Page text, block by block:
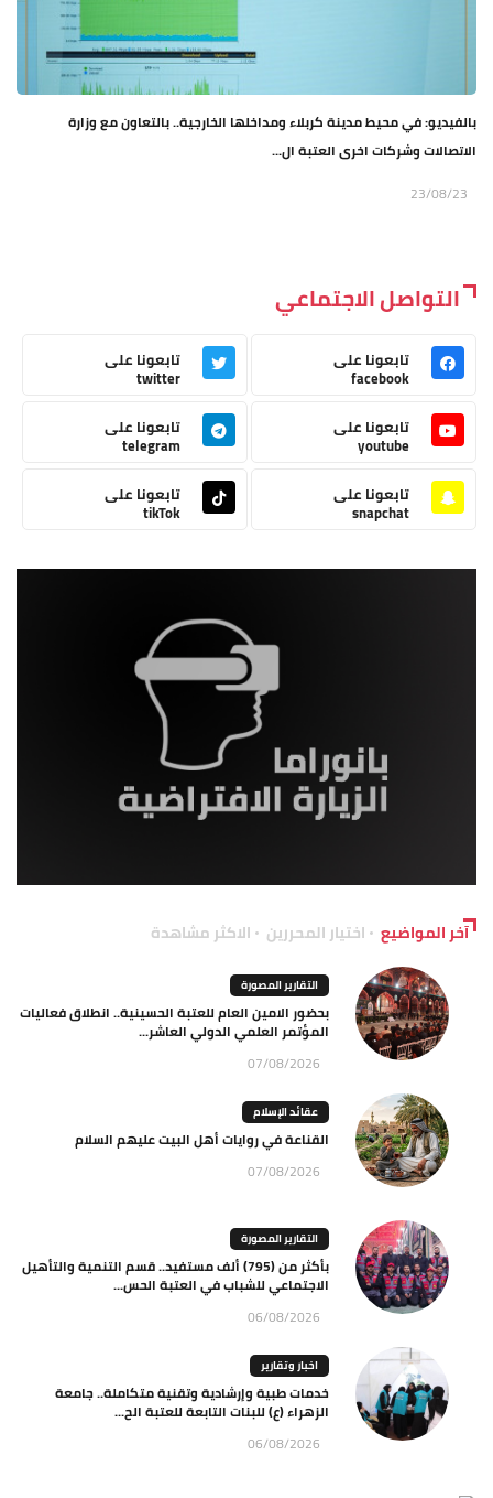
بالفيديو: في محيط مدينة كربلاء ومداخلها الخارجية.. بالتعاون مع وزارة
الاتصالات وشركات اخرى العتبة ال...
23/08/23
التواصل الاجتماعي
تابعونا على
facebook
تابعونا على
twitter
تابعونا على
youtube
تابعونا على
telegram
تابعونا على
snapchat
تابعونا على
tikTok
آخر المواضيع اختيار المحررين الاكثر مشاهدة
التقارير المصورة
بحضور الامين العام للعتبة الحسينية.. انطلاق فعاليات
المؤتمر العلمي الدولي العاشر...
07/08/2026
عقائد الإسلام
القناعة في روايات أهل البيت عليهم السلام
07/08/2026
التقارير المصورة
بأكثر من (795) ألف مستفيد.. قسم التنمية والتأهيل
الاجتماعي للشباب في العتبة الحس...
06/08/2026
اخبار وتقارير
خدمات طبية وإرشادية وتقنية متكاملة.. جامعة
الزهراء (ع) للبنات التابعة للعتبة الح...
06/08/2026